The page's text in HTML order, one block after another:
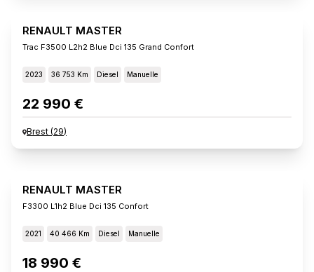
RENAULT MASTER
Trac F3500 L2h2 Blue Dci 135 Grand Confort
2023 36 753 Km Diesel Manuelle
22 990 €
Brest (29)
RENAULT MASTER
F3300 L1h2 Blue Dci 135 Confort
2021 40 466 Km Diesel Manuelle
18 990 €